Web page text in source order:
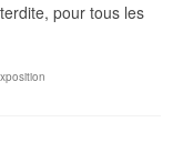
pour tous les